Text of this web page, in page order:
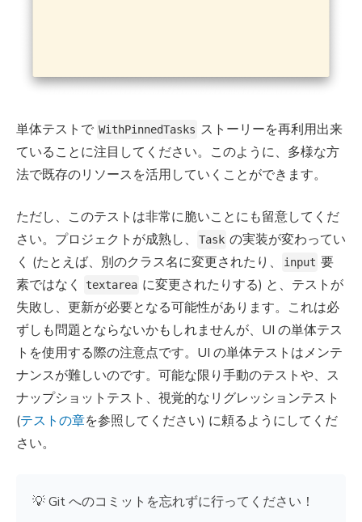
単体テストで WithPinnedTasks ストーリーを再利用出来
ていることに注目してください。このように、多様な方
法で既存のリソースを活用していくことができます。
ただし、このテストは非常に脆いことにも留意してくだ
さい。プロジェクトが成熟し、
Task の実装が変わってい
く (たとえば、別のクラス名に変更されたり、
input 要
素ではなく
textarea に変更されたりする) と、テストが
失敗し、更新が必要となる可能性があります。これは必
ずしも問題とならないかもしれませんが、UI の単体テス
トを使用する際の注意点です。UI の単体テストはメンテ
ナンスが難しいのです。可能な限り手動のテストや、ス
ナップショットテスト、視覚的なリグレッションテスト
(テストの章を参照してください) に頼るようにしてくだ
さい。
💡 Git へのコミットを忘れずに行ってください！